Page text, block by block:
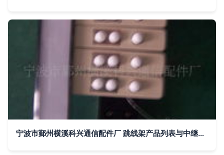
宁波市鄞州横溪科兴通信配件厂 跳线架产品列表与中继器应用解析